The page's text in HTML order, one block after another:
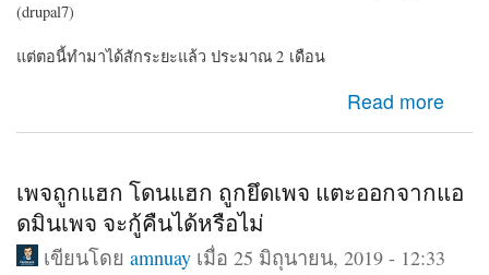
(drupal7)
แต่ตอนี้ทำมาได้สักระยะแล้ว ประมาณ 2 เดือน
Read more
about Drupal 8 ระบบเครือข่ายสมาชิก ข่าวประชาสัมพันธ์
สำนักงานเขต
เพจถูกแฮก โดนแฮก ถูกยึดเพจ แตะออกจากแอ
ดมินเพจ จะกู้คืนได้หรือไม่
เขียนโดย amnuay เมื่อ 25 มิถุนายน, 2019 - 12:33